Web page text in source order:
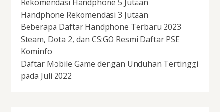
Rekomendasi Handphone 5 Jutaan
Handphone Rekomendasi 3 Jutaan
Beberapa Daftar Handphone Terbaru 2023
Steam, Dota 2, dan CS:GO Resmi Daftar PSE
Kominfo
Daftar Mobile Game dengan Unduhan Tertinggi
pada Juli 2022